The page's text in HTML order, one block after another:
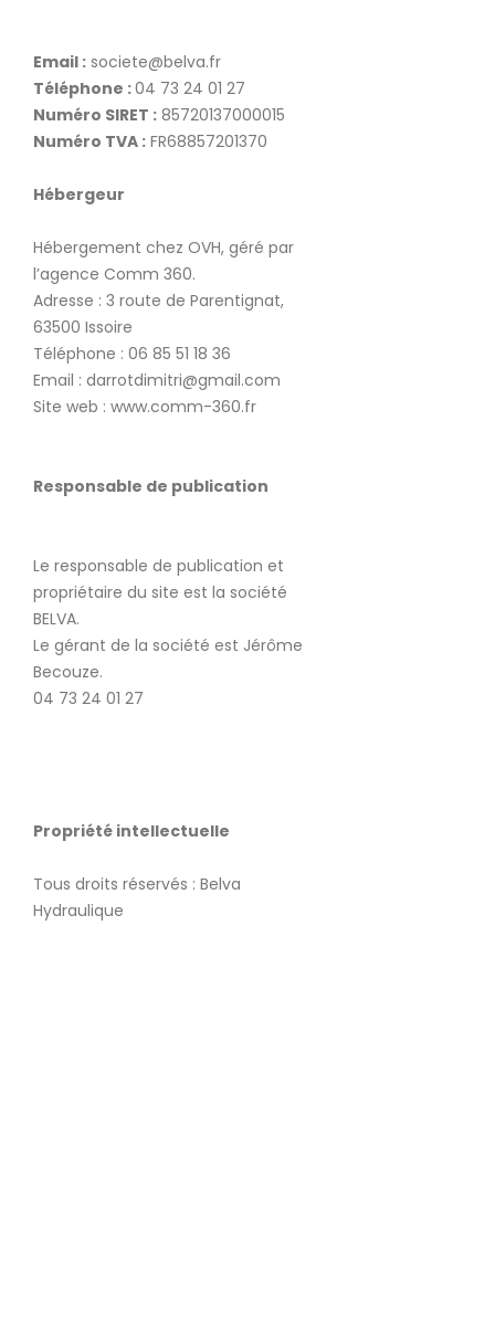
Email : societe@belva.fr
Téléphone :04 73 24 01 27
Numéro SIRET : 85720137000015
Numéro TVA : FR68857201370
Hébergeur
Hébergement chez OVH, géré par
l’agence Comm 360.
Adresse : 3 route de Parentignat,
63500 Issoire
Téléphone : 06 85 51 18 36
Email : darrotdimitri@gmail.com
Site web : www.comm-360.fr
Responsable de publication
Le responsable de publication et
propriétaire du site est la société
BELVA.
Le gérant de la société est Jérôme
Becouze.
04 73 24 01 27
Propriété intellectuelle
Tous droits réservés : Belva
Hydraulique